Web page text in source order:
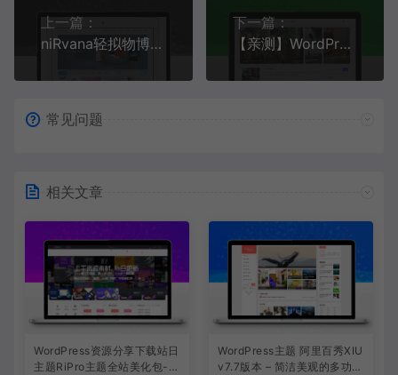
上一篇：
niRvana轻拟物博客主题WordPress主题破解版V4.5.3
下一篇：
【亲测】WordPress简洁博客主题Once v1.6
常见问题
相关文章
WordPress资源分享下载站日
主题RiPro主题全站美化包-功
WordPress主题 阿里百秀XIU
v7.7版本 – 简洁美观的多功能